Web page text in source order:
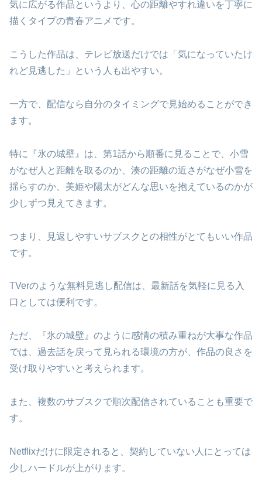
気に広がる作品というより、心の距離やすれ違いを丁寧に
描くタイプの青春アニメです。
こうした作品は、テレビ放送だけでは「気になっていたけ
れど見逃した」という人も出やすい。
一方で、配信なら自分のタイミングで見始めることができ
ます。
特に『氷の城壁』は、第1話から順番に見ることで、小雪
がなぜ人と距離を取るのか、湊の距離の近さがなぜ小雪を
揺らすのか、美姫や陽太がどんな思いを抱えているのかが
少しずつ見えてきます。
つまり、見返しやすいサブスクとの相性がとてもいい作品
です。
TVerのような無料見逃し配信は、最新話を気軽に見る入
口としては便利です。
ただ、『氷の城壁』のように感情の積み重ねが大事な作品
では、過去話を戻って見られる環境の方が、作品の良さを
受け取りやすいと考えられます。
また、複数のサブスクで順次配信されていることも重要で
す。
Netflixだけに限定されると、契約していない人にとっては
少しハードルが上がります。